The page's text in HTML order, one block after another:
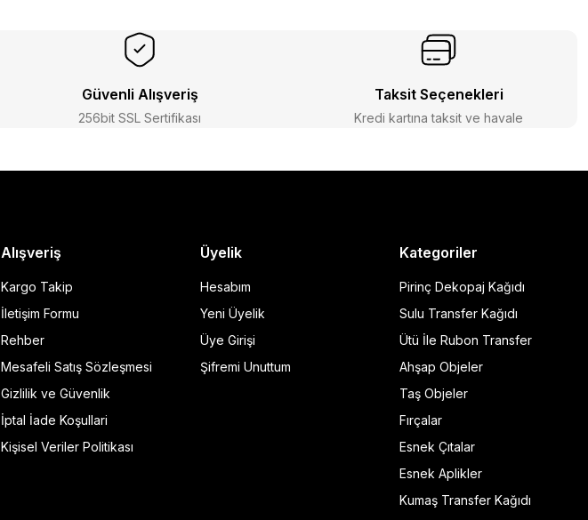
Güvenli Alışveriş
256bit SSL Sertifikası
Taksit Seçenekleri
Kredi kartına taksit ve havale
Alışveriş
Kargo Takip
İletişim Formu
Rehber
Mesafeli Satış Sözleşmesi
Gizlilik ve Güvenlik
İptal İade Koşullari
Kişisel Veriler Politikası
Üyelik
Hesabım
Yeni Üyelik
Üye Girişi
Şifremi Unuttum
Kategoriler
Pirinç Dekopaj Kağıdı
Sulu Transfer Kağıdı
Ütü İle Rubon Transfer
Ahşap Objeler
Taş Objeler
Fırçalar
Esnek Çıtalar
Esnek Aplikler
Kumaş Transfer Kağıdı